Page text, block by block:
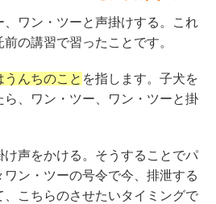
ワン・ツーと声掛けする。これ
の講習で習ったことです。
うんちのこと を指します。子犬を
、ワン・ツー、ワン・ツーと掛
声をかける。そうすることでパ
ン・ツーの号令で今、排泄する
こちらのさせたいタイミングで